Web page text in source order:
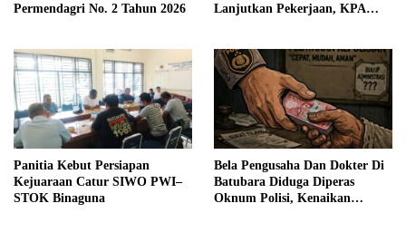
Permendagri No. 2 Tahun 2026
Lanjutkan Pekerjaan, KPA
Panitia Kebut Persiapan
Kejuaraan Catur SIWO PWI–
STOK Binaguna
Bela Pengusaha Dan Dokter Di
Batubara Diduga Diperas
Oknum Polisi, Kenaikan